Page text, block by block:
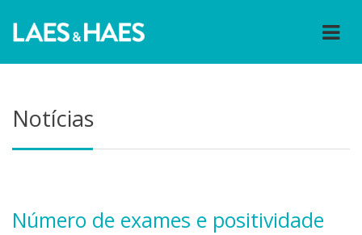
Notícias
Número de exames e positividade